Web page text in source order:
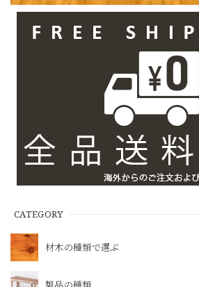
CATEGORY
材木の種類で選ぶ